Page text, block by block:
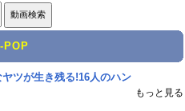
POP
ツが生き残る!16人のハン
もっと見る